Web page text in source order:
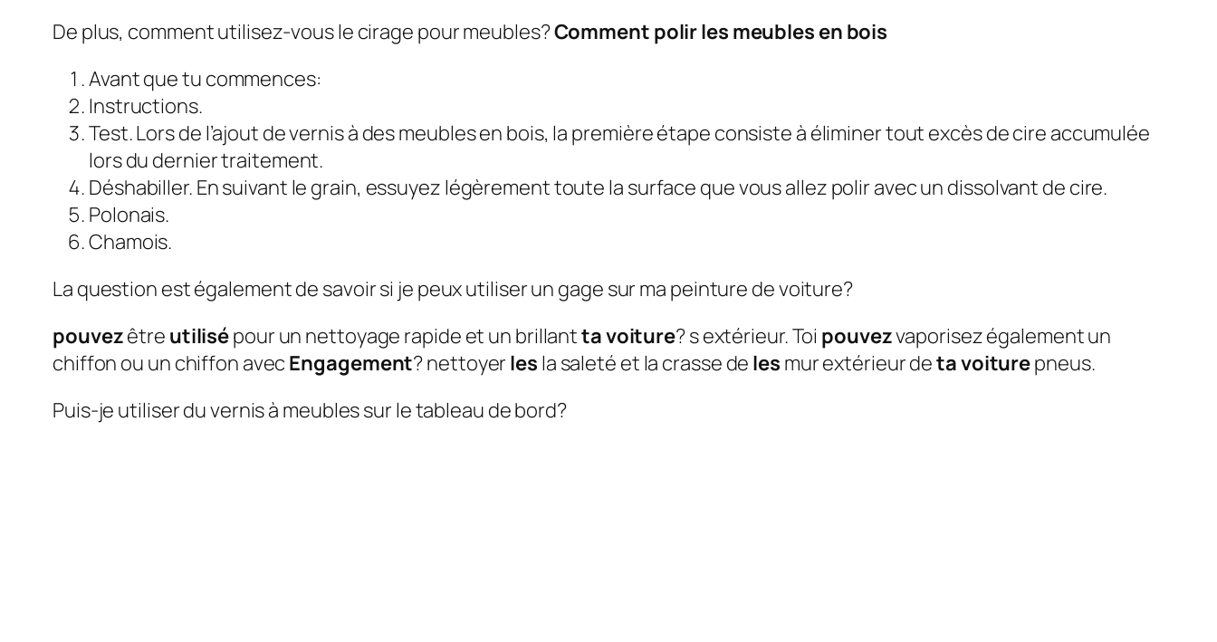
De plus, comment utilisez-vous le cirage pour meubles?Comment polir les meubles en bois
Avant que tu commences:
Instructions.
Test. Lors de l’ajout de vernis à des meubles en bois, la première étape consiste à éliminer tout excès de cire accumulée
lors du dernier traitement.
Déshabiller. En suivant le grain, essuyez légèrement toute la surface que vous allez polir avec un dissolvant de cire.
Polonais.
Chamois.
La question est également de savoir si je peux utiliser un gage sur ma peinture de voiture?
pouvezêtre utilisépour un nettoyage rapide et un brillantta voiture? s extérieur. Toi pouvezvaporisez également un
chiffon ou un chiffon avec Engagement? nettoyer les la saleté et la crasse de les mur extérieur deta voiturepneus.
Puis-je utiliser du vernis à meubles sur le tableau de bord?